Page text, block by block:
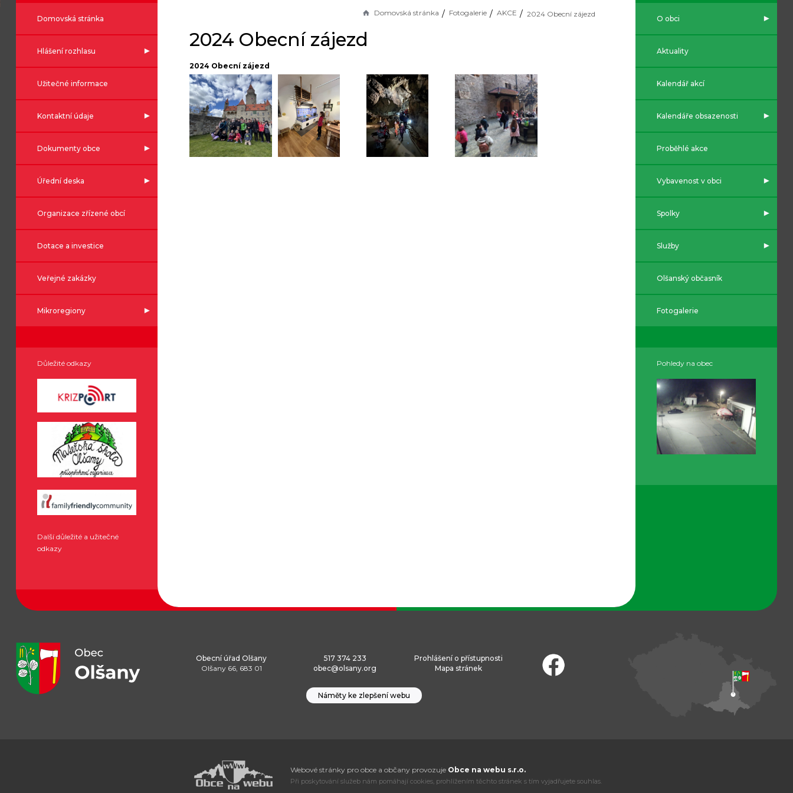
Domovská stránka
Hlášení rozhlasu
Užitečné informace
Kontaktní údaje
Dokumenty obce
Úřední deska
Organizace zřízené obcí
Dotace a investice
Veřejné zakázky
Mikroregiony
Důležité odkazy
Další důležité a užitečné
odkazy
Domovská stránka Fotogalerie AKCE 2024 Obecní zájezd
2024 Obecní zájezd
2024 Obecní zájezd
O obci
Aktuality
Kalendář akcí
Kalendáře obsazenosti
Proběhlé akce
Vybavenost v obci
Spolky
Služby
Olšanský občasník
Fotogalerie
Pohledy na obec
Obecní úřad Olšany
Olšany 66, 683 01
517 374 233
obec@olsany.org
Prohlášení o přístupnosti
Mapa stránek
Náměty ke zlepšení webu
Webové stránky pro obce a občany provozuje Obce na webu s.r.o.
Při poskytování služeb nám pomáhají cookies, prohlížením těchto stránek s tím vyjadřujete souhlas.